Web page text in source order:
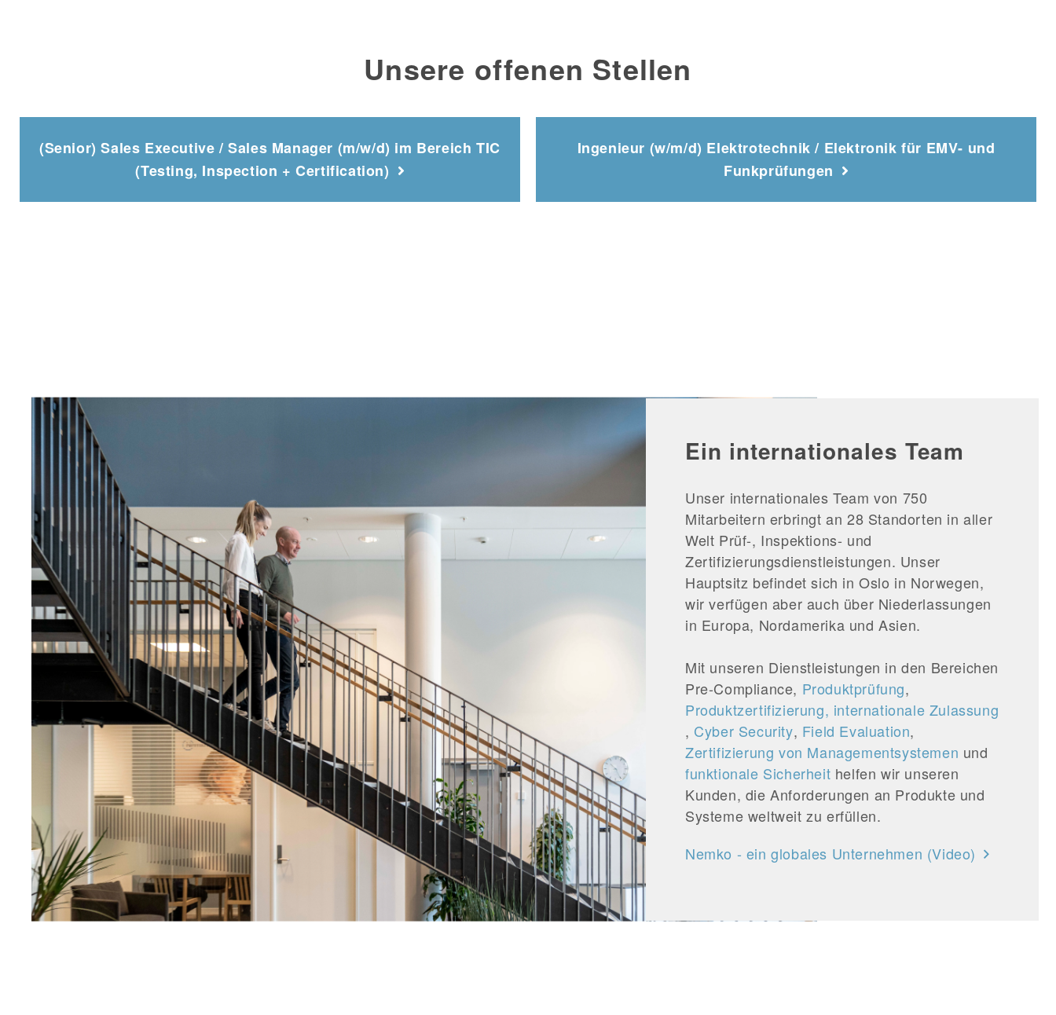
Unsere offenen Stellen
(Senior) Sales Executive / Sales Manager (m/w/d) im Bereich TIC
(Testing, Inspection + Certification)
Ingenieur (w/m/d) Elektrotechnik / Elektronik für EMV- und
Funkprüfungen
Ein internationales Team
Unser internationales Team von 750
Mitarbeitern erbringt an 28 Standorten in aller
Welt Prüf-, Inspektions- und
Zertifizierungsdienstleistungen. Unser
Hauptsitz befindet sich in Oslo in Norwegen,
wir verfügen aber auch über Niederlassungen
in Europa, Nordamerika und Asien.
Mit unseren Dienstleistungen in den Bereichen
Pre-Compliance, Produktprüfung,
Produktzertifizierung, internationale Zulassung
, Cyber Security, Field Evaluation,
Zertifizierung von Managementsystemen und
funktionale Sicherheit helfen wir unseren
Kunden, die Anforderungen an Produkte und
Systeme weltweit zu erfüllen.
Nemko - ein globales Unternehmen (Video)